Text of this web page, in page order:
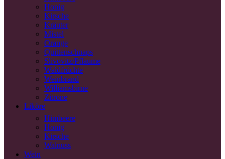
Honig
Kirsche
Kräuter
Mistel
Orange
Quittenschnaps
Slivovitz/Pflaume
Waldfrüchte
Weinbrand
Williamsbirne
Zitrone
Liköre
Himbeere
Honig
Kirsche
Walnuss
Wein